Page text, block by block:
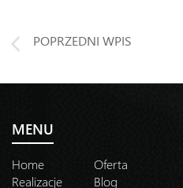
POPRZEDNI WPIS
MENU
Home
Oferta
Realizacje
Blog